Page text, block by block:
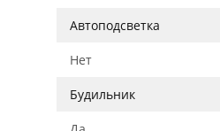
Автоподсветка
Нет
Будильник